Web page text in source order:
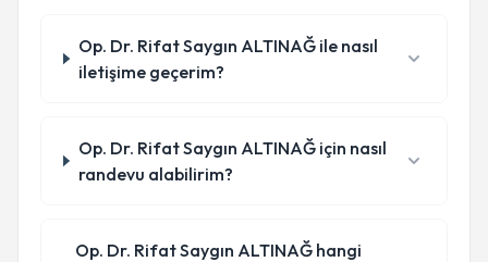
Op. Dr. Rifat Saygın ALTINAĞ ile nasıl
iletişime geçerim?
Op. Dr. Rifat Saygın ALTINAĞ için nasıl
randevu alabilirim?
Op. Dr. Rifat Saygın ALTINAĞ hangi